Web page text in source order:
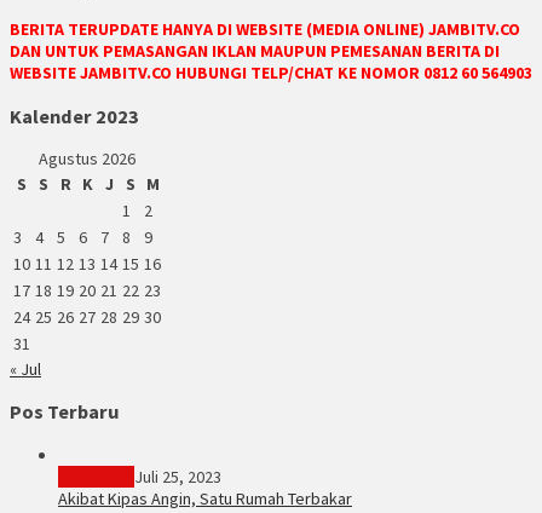
BERITA TERUPDATE HANYA DI WEBSITE (MEDIA ONLINE) JAMBITV.CO
DAN UNTUK PEMASANGAN IKLAN MAUPUN PEMESANAN BERITA DI
WEBSITE JAMBITV.CO HUBUNGI TELP/CHAT KE NOMOR 0812 60 564903
Kalender 2023
Agustus 2026
S
S R K J S
M
1
2
3
4 5 6 7 8
9
10 11 12 13 14 15 16
17 18 19 20 21 22 23
24 25 26 27 28 29 30
31
« Jul
Pos Terbaru
Juli 25, 2023
Akibat Kipas Angin, Satu Rumah Terbakar